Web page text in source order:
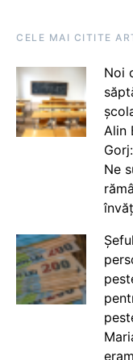
CELE MAI CITITE
Noi
Alin
Ne